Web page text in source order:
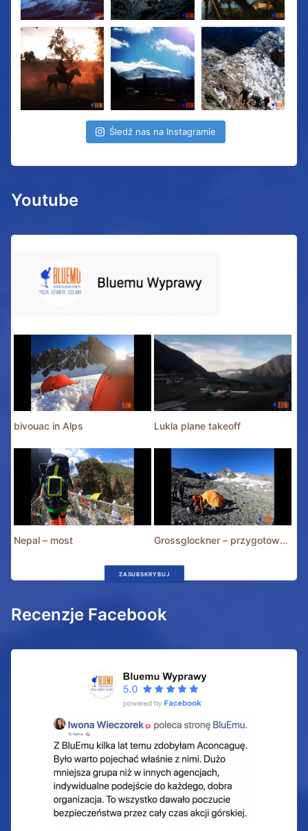
Śledź nas na Instagramie
Youtube
bivouac in Alps Lukla plane takeoff
Nepal – most Grossglockner – przygotowania
ZASUBSKRYBUJ
Recenzje Facebook